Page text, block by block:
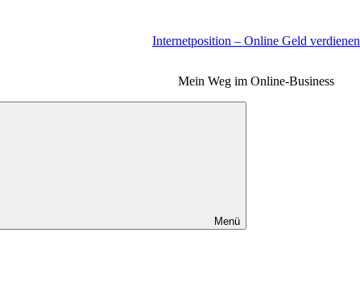
Internetposition – Online Geld verdienen
Mein Weg im Online-Business
Menü